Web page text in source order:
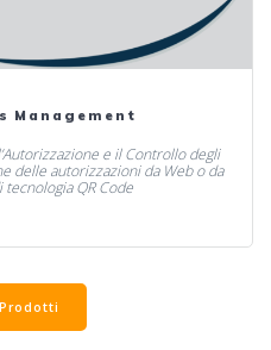
Management
e il Controllo degli
delle autorizzazioni da Web o da
QR Code